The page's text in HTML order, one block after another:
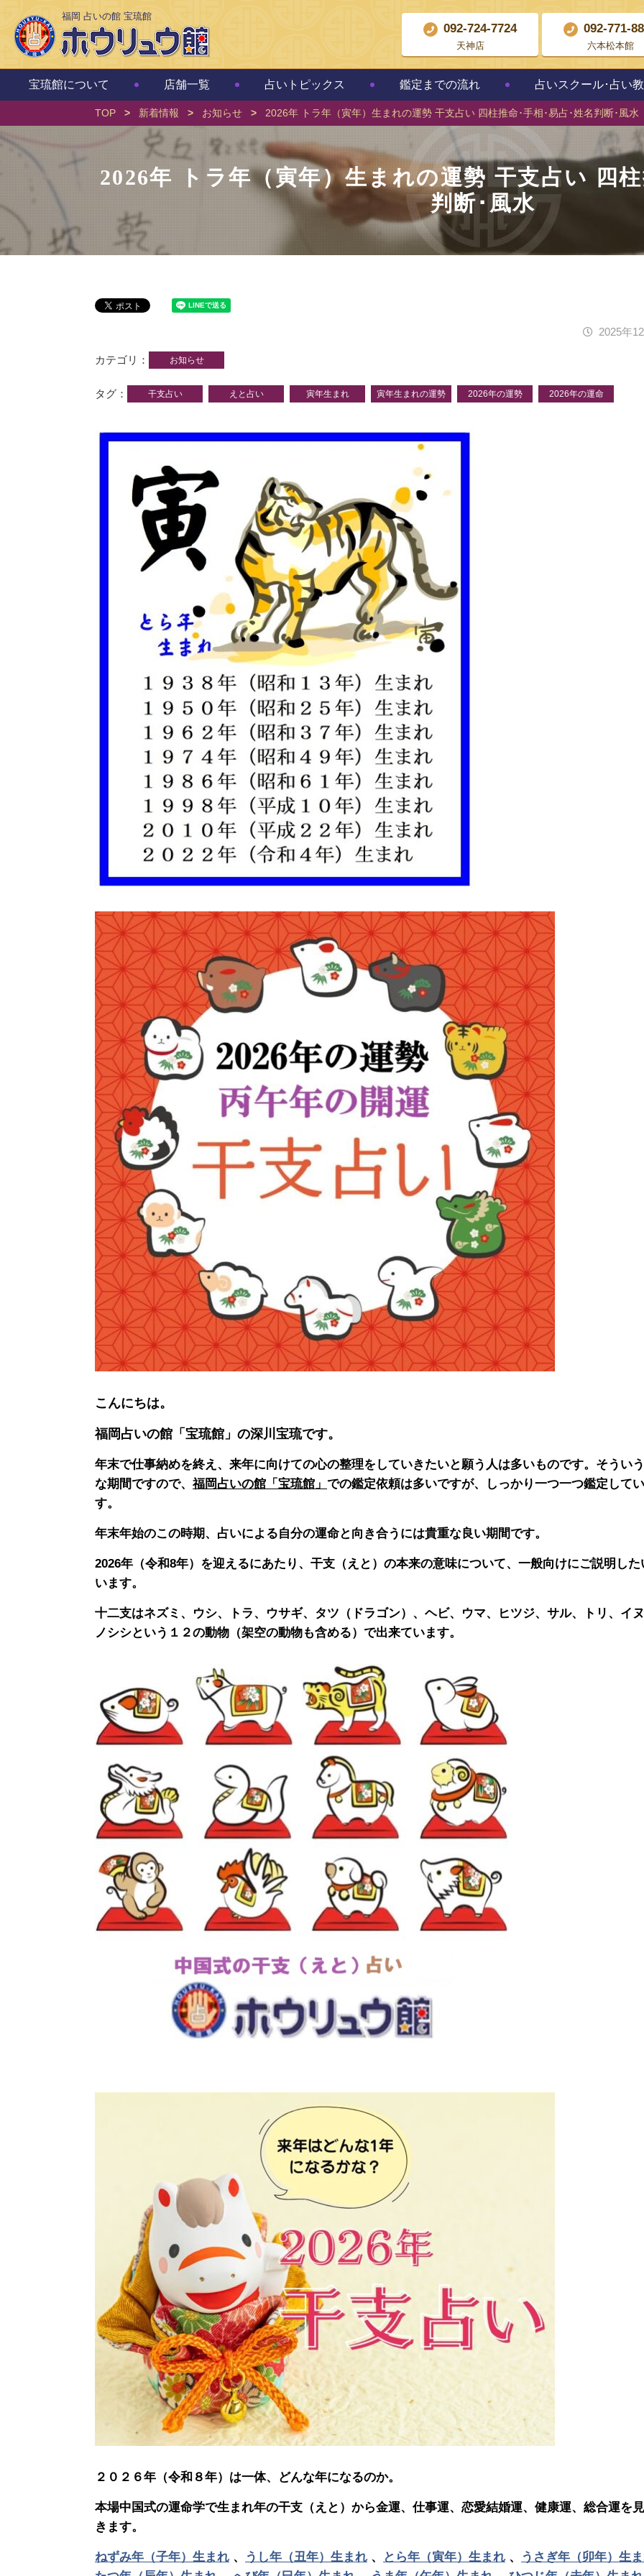
福岡 占いの館 宝琉館
092-724-7724
天神店
092-771-
六本松本館
宝琉館について 店舗一覧 占いトピックス 鑑定までの流れ 占いスクール･占い
TOP > 新着情報 > お知らせ > 2026年 トラ年（寅年）生まれの運勢 干支占い 四柱推命･手相･易占･姓名判断･風水
2026年 トラ年（寅年）生まれの運勢 干支占い 四
判断･風水
2025年
カテゴリ お知らせ
タグ 干支占い えと占い 寅年生まれ 寅年生まれの運勢 2026年の運勢 2026年の運命
こんにちは。
福岡占いの館「宝琉館」の深川宝琉です。
年末で仕事納めを終え、来年に向けての心の整理をしていきたいと願う人は多いものです。そうい
な期間ですので、福岡占いの館「宝琉館」 での鑑定依頼は多いですが、しっかり一つ一つ鑑定して
す。
年末年始のこの時期、占いによる自分の運命と向き合うには貴重な良い期間です。
2026年（令和8年）を迎えるにあたり、干支（えと）の本来の意味について、一般向けにご説明した
います。
十二支はネズミ、ウシ、トラ、ウサギ、タツ（ドラゴン）、ヘビ、ウマ、ヒツジ、サル、トリ、イ
ノシシという１２の動物（架空の動物も含める）で出来ています。
２０２６年（令和８年）は一体、どんな年になるのか。
本場中国式の運命学で生まれ年の干支（えと）から金運、仕事運、恋愛結婚運、健康運、総合運を
きます。
ねずみ年（子年）生まれ 、 うし年（丑年）生まれ 、 とら年（寅年）生まれ 、
うさぎ年（卯年）生